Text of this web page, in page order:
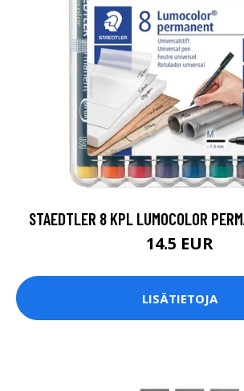
STAEDTLER 8 KPL LUMOCOLOR
14.5 EUR
LISÄTIETOJA